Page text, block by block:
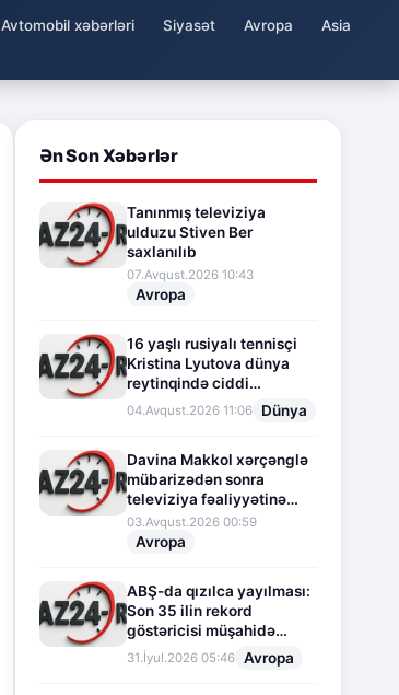
Avtomobil xəbərləri Siyasət Avropa
Asia
Ən Son Xəbərlər
Tanınmış televiziya
ulduzu Stiven Ber
saxlanılıb
07.Avqust.2026 10:43
Avropa
16 yaşlı rusiyalı tennisçi
Kristina Lyutova dünya
reytinqində ciddi
irəliləyişə imza atdı
04.Avqust.2026 11:06 Dünya
Davina Makkol xərçənglə
mübarizədən sonra
televiziya fəaliyyətinə
fasilə verir
03.Avqust.2026 00:59
Avropa
ABŞ-da qızılca yayılması:
Son 35 ilin rekord
göstəricisi müşahidə
olunur
31.İyul.2026 05:46 Avropa